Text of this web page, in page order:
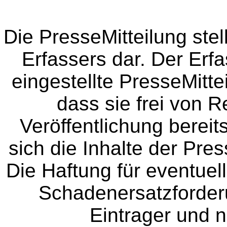
Die PresseMitteilung
Erfassers dar. Der
eingestellte
dass sie frei von
Veröffentlichung
sich die Inhalte der
Die Haftung für
Eintrager und